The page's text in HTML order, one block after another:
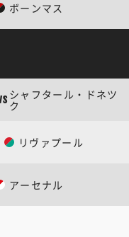
ボーンマス
シャフタール・ドネツ
ク
リヴァプール
アーセナル